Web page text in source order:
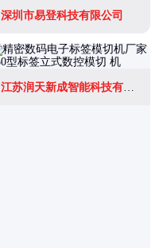
深圳市易登科技有限公司
江苏润天新成智能科技有限公司